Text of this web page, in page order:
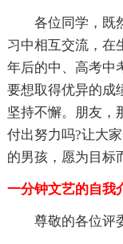
各位同学，既
习中相互交流，在
年后的中、高考中
要想取得优异的成
坚持不懈。朋友，
付出努力吗?让大
的男孩，愿为目标
一分钟文艺的自我
尊敬的各位评